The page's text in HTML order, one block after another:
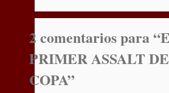
2 comentarios para
PRIMER ASSALT
COPA”